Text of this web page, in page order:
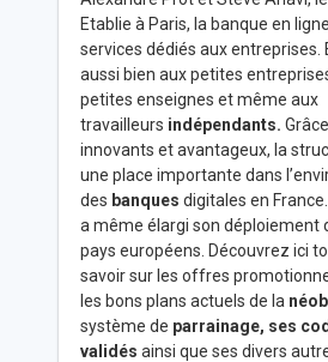
Etablie à Paris, la banque en
services dédiés aux entreprises.
aussi bien aux petites
petites enseignes et même aux
travailleurs indépendants.
innovants et avantageux, la
une place importante dans
des banques digitales en
a même élargi son déploiement
pays européens. Découvrez ici
savoir sur les offres
les bons plans actuels de la
système de parrainage, ses
validés ainsi que ses divers